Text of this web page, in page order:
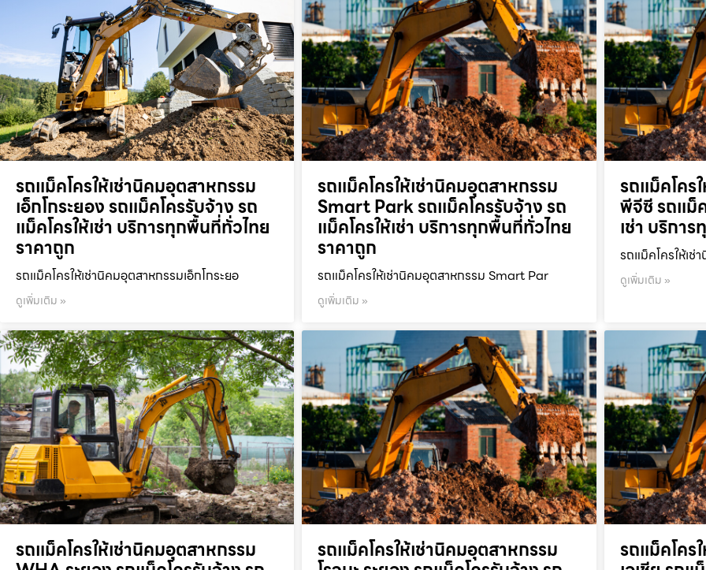
รถแม็คโครให้เช่านิคมอุตสาหกรรม
เอ็กโกระยอง รถแม็คโครรับจ้าง รถ
แม็คโครให้เช่า บริการทุกพื้นที่ทั่วไทย
ราคาถูก
รถแม็คโครให้เช่านิคมอุตสาหกรรมเอ็กโกระยอ
ดูเพิ่มเติม »
รถแม็คโครให้เช่านิคมอุตสาหกรรม
Smart Park รถแม็คโครรับจ้าง รถ
แม็คโครให้เช่า บริการทุกพื้นที่ทั่วไทย
ราคาถูก
รถแม็คโครให้เช่านิคมอุตสาหกรรม Smart Par
ดูเพิ่มเติม »
รถแม็คโคร
พีจีซี รถแม็
เช่า บริกา
รถแม็คโครให้เ
ดูเพิ่มเติม »
รถแม็คโครให้เช่านิคมอุตสาหกรรม รถแม็คโครให้เช่านิคมอุตสาหกรรม รถแม็คโคร